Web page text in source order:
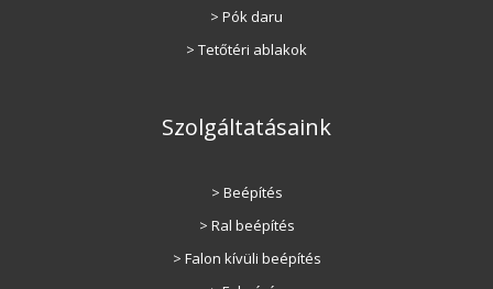
> Pók daru
> Tetőtéri ablakok
Szolgáltatásaink
> Beépítés
> Ral beépítés
> Falon kívüli beépítés